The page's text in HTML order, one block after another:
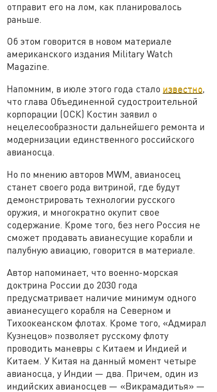
отправит его на лом, как планировалось
раньше.
Об этом говорится в новом материале
американского издания Military Watch
Magazine.
Напомним, в июле этого года стало известно,
что глава Объединенной судостроительной
корпорации (ОСК) Костин заявил о
нецелесообразности дальнейшего ремонта и
модернизации единственного российского
авианосца.
Но по мнению авторов MWM, авианосец
станет своего рода витриной, где будут
демонстрировать технологии русского
оружия, и многократно окупит свое
содержание. Кроме того, без него Россия не
сможет продавать авианесущие корабли и
палубную авиацию, говорится в материале.
Автор напоминает, что военно-морская
доктрина России до 2030 года
предусматривает наличие минимум одного
авианесущего корабля на Северном и
Тихоокеанском флотах. Кроме того, «Адмирал
Кузнецов» позволяет русскому флоту
проводить маневры с Китаем и Индией и
Китаем. У Китая на данный момент четыре
авианосца, у Индии — два. Причем, один из
индийских авианосцев — «Викрамадитья» —